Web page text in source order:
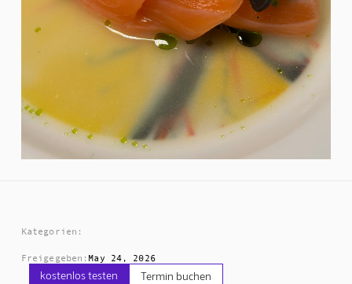
Kategorien:
Freigegeben: May 24, 2026
kostenlos testen Termin buchen